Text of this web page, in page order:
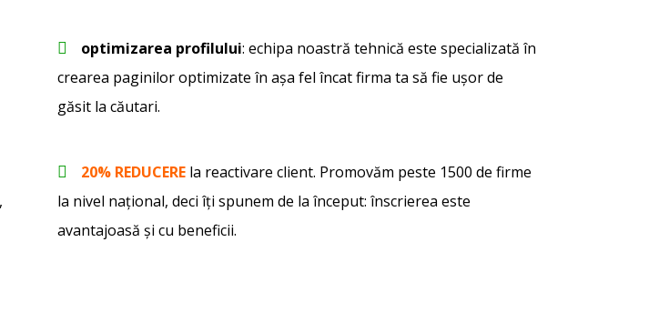
optimizarea profilului: echipa noastră tehnică este specializată în
crearea paginilor optimizate în așa fel încat firma ta să fie ușor de
găsit la căutari.
20% REDUCERE la reactivare client. Promovăm peste 1500 de firme
la nivel național, deci îţi spunem de la început: înscrierea este
avantajoasă şi cu beneficii.